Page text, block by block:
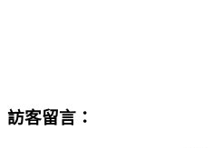
訪客留言：